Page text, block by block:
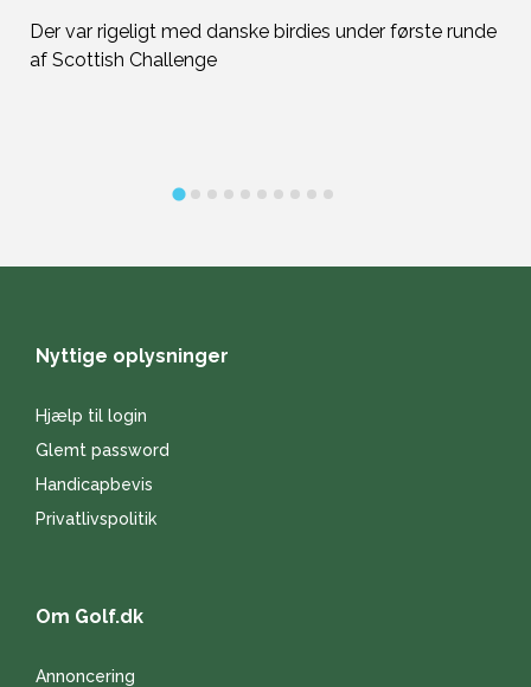
Der var rigeligt med danske birdies under første runde
af Scottish Challenge
Nyttige oplysninger
Hjælp til login
Glemt password
Handicapbevis
Privatlivspolitik
Om Golf.dk
Annoncering